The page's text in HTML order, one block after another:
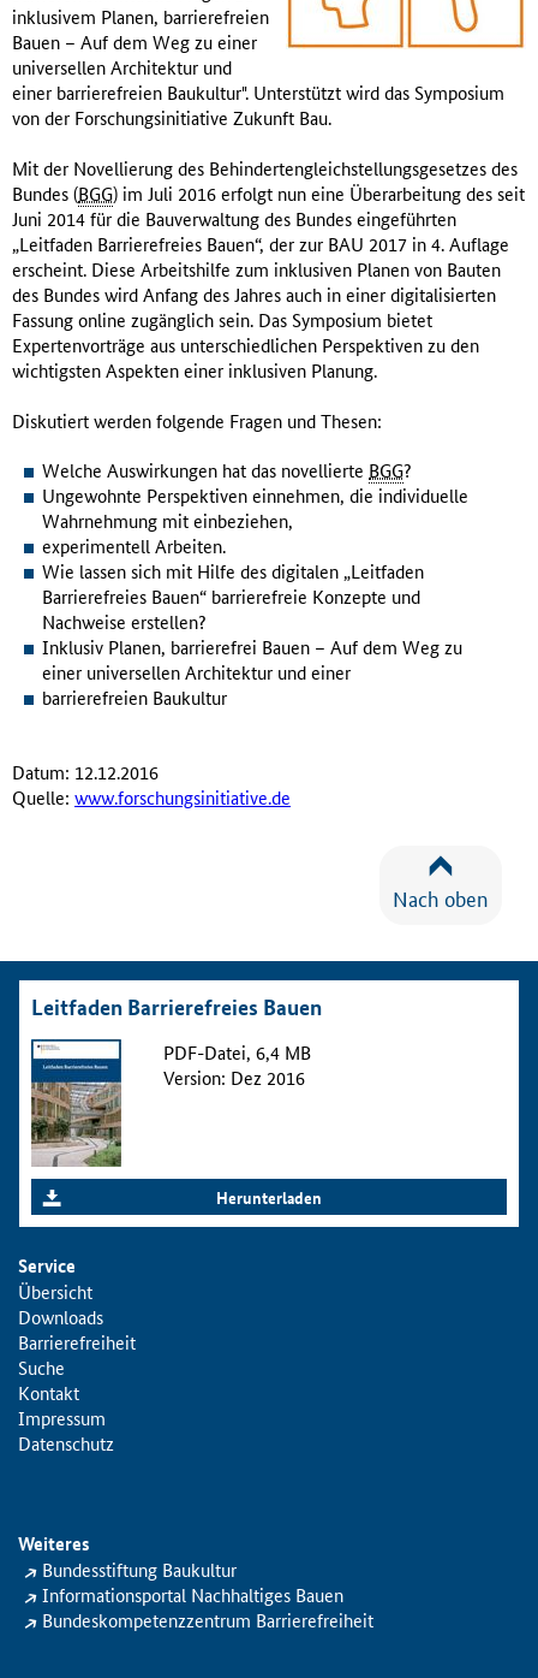
inklusivem Planen, barrierefreien
Bauen – Auf dem Weg zu einer
universellen Architektur und
einer barrierefreien Baukultur". Unterstützt wird das Symposium
von der Forschungsinitiative Zukunft Bau.
Mit der Novellierung des Behindertengleichstellungsgesetzes des
Bundes (BGG) im Juli 2016 erfolgt nun eine Überarbeitung des seit
Juni 2014 für die Bauverwaltung des Bundes eingeführten
„Leitfaden Barrierefreies Bauen“, der zur BAU 2017 in 4. Auflage
erscheint. Diese Arbeitshilfe zum inklusiven Planen von Bauten
des Bundes wird Anfang des Jahres auch in einer digitalisierten
Fassung online zugänglich sein. Das Symposium bietet
Expertenvorträge aus unterschiedlichen Perspektiven zu den
wichtigsten Aspekten einer inklusiven Planung.
Diskutiert werden folgende Fragen und Thesen:
Welche Auswirkungen hat das novellierte BGG?
Ungewohnte Perspektiven einnehmen, die individuelle
Wahrnehmung mit einbeziehen,
experimentell Arbeiten.
Wie lassen sich mit Hilfe des digitalen „Leitfaden
Barrierefreies Bauen“ barrierefreie Konzepte und
Nachweise erstellen?
Inklusiv Planen, barrierefrei Bauen – Auf dem Weg zu
einer universellen Architektur und einer
barrierefreien Baukultur
Datum: 12.12.2016
Quelle: www.forschungsinitiative.de
Nach oben
Leitfaden Barrierefreies Bauen
PDF-Datei, 6,4 MB
Version: Dez 2016
Herunterladen
Service
Übersicht
Downloads
Barrierefreiheit
Suche
Kontakt
Impressum
Datenschutz
Weiteres
Bundesstiftung Baukultur
Informationsportal Nachhaltiges Bauen
Bundeskompetenzzentrum Barrierefreiheit